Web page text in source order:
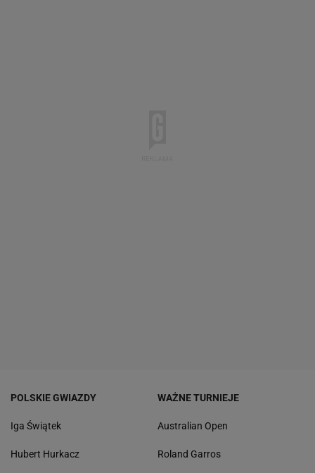
POLSKIE GWIAZDY
Iga Świątek
Hubert Hurkacz
WAŻNE TURNIEJE
Australian Open
Roland Garros